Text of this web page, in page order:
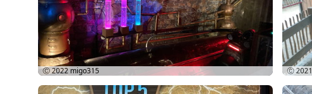
Ⓒ 2022 migo315 Ⓒ 2021